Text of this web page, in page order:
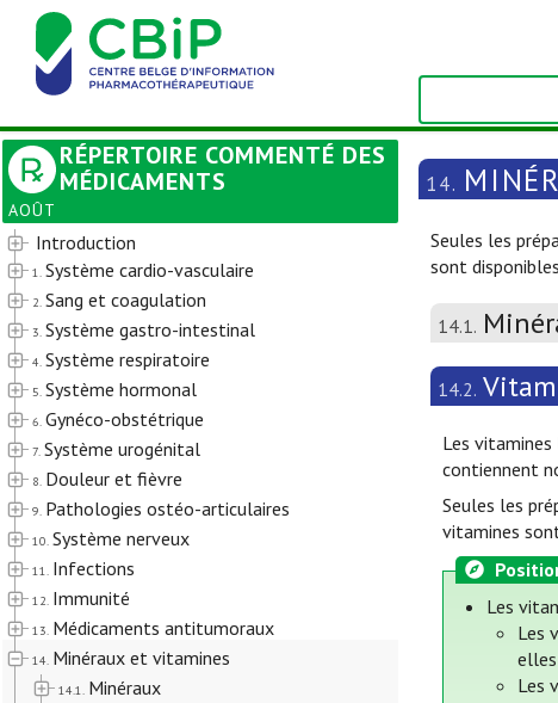
RÉPERTOIRE COMMENTÉ DES
MÉDICAMENTS
AOÛT
Introduction
1. Système cardio-vasculaire
2. Sang et coagulation
3. Système gastro-intestinal
4. Système respiratoire
5. Système hormonal
6. Gynéco-obstétrique
7. Système urogénital
8. Douleur et fièvre
9. Pathologies ostéo-articulaires
10. Système nerveux
11. Infections
12. Immunité
13. Médicaments antitumoraux
14. Minéraux et vitamines
14.1. Minéraux
14.
Seules les
sont
14.1.
14.2.
Les
contiennent
Seules les
vitamines
Les
Les
Les